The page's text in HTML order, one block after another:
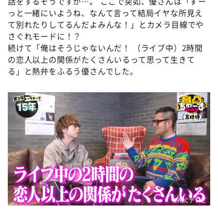
っと一緒にいようね、なんて言って結局イヤな所見え
て別れたりしてるんだよみんな！」とカメラ目線でや
さぐれモードに！？
続けて「俺はそうじゃないんだ！ （ライブ中）2時間
の恋人以上の関係がたくさんいるって思って生きて
る」と熱弁をふるう優さんでした。
©ABCテレビ